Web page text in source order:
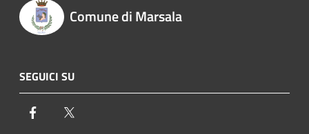
Comune di Marsala
SEGUICI SU
Facebook